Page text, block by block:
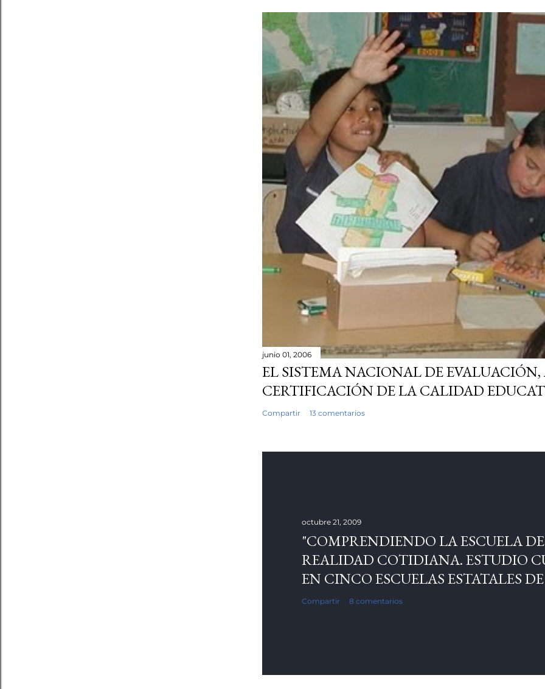
junio 01, 2006
EL SISTEMA NACIONAL DE
CERTIFICACIÓN DE LA CALIDAD
Compartir 13 comentarios
octubre 21, 2009
"COMPRENDIENDO LA ESCUELA
REALIDAD COTIDIANA. ESTUDIO
EN CINCO ESCUELAS ESTATALES
Compartir 8 comentarios